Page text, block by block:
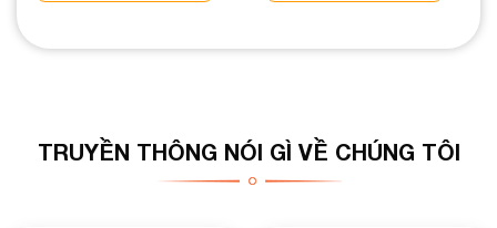
TRUYỀN THÔNG NÓI GÌ VỀ CHÚNG TÔI